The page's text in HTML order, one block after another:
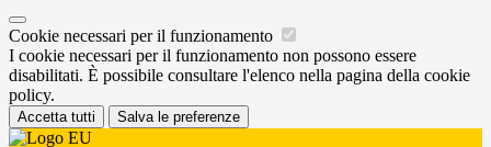
Cookie necessari per il funzionamento
I cookie necessari per il funzionamento non possono essere
disabilitati. È possibile consultare l'elenco nella pagina della cookie
policy.
Accetta tutti Salva le preferenze